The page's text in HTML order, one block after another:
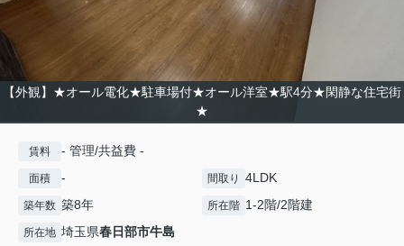
【外観】★オール電化★駐車場付★オール洋室★駅4分★閑静な住宅街
★
賃料 - 管理/共益費 -
面積 - 間取り 4LDK
築年数 築8年 所在階 1-2階/2階建
所在地 埼玉県春日部市牛島